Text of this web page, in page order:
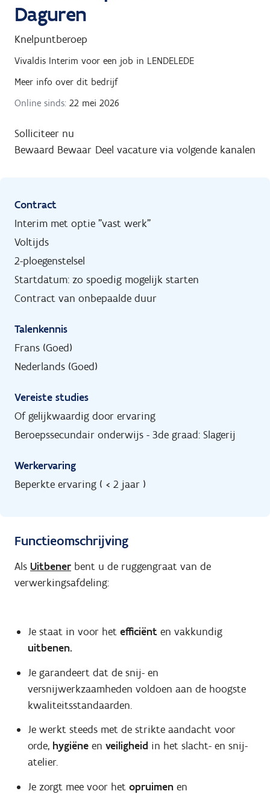
Daguren
Knelpuntberoep
Vivaldis Interim voor een job in LENDELEDE
Meer info over dit bedrijf
Online sinds: 22 mei 2026
Solliciteer nu
Bewaard Bewaar Deel vacature via volgende kanalen
Contract
Interim met optie "vast werk"
Voltijds
2-ploegenstelsel
Startdatum: zo spoedig mogelijk starten
Contract van onbepaalde duur
Talenkennis
Frans (Goed)
Nederlands (Goed)
Vereiste studies
Of gelijkwaardig door ervaring
Beroepssecundair onderwijs - 3de graad: Slagerij
Werkervaring
Beperkte ervaring ( < 2 jaar )
Functieomschrijving
Als Uitbener bent u de ruggengraat van de
verwerkingsafdeling:
Je staat in voor het efficiënt en vakkundig
uitbenen.
Je garandeert dat de snij- en
versnijwerkzaamheden voldoen aan de hoogste
kwaliteitsstandaarden.
Je werkt steeds met de strikte aandacht voor
orde, hygiëneen veiligheid in het slacht- en snij-
atelier.
Je zorgt mee voor het opruimen en